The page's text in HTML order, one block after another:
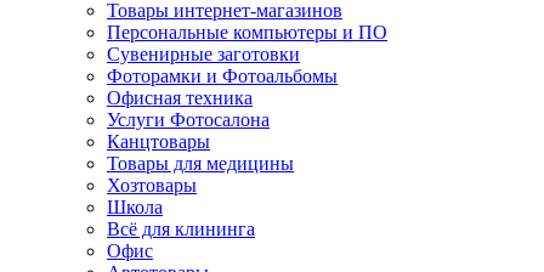
Товары интернет-магазинов
Персональные компьютеры и ПО
Сувенирные заготовки
Фоторамки и Фотоальбомы
Офисная техника
Услуги Фотосалона
Канцтовары
Товары для медицины
Хозтовары
Школа
Всё для клининга
Офис